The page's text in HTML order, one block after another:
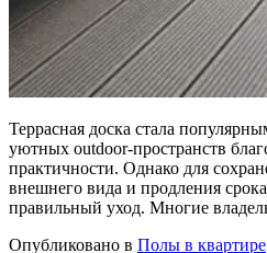
Террасная доска стала
уютных outdoor-пространств
практичности. Однако для
внешнего вида и продления
правильный уход. Многие
Опубликовано в Полы в квартире